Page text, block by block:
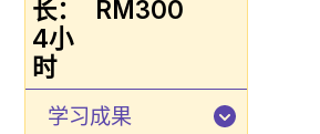
长：
4小
时
RM300
学习成果